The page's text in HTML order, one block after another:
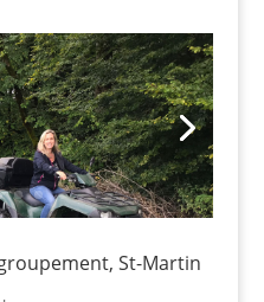
St-Martin